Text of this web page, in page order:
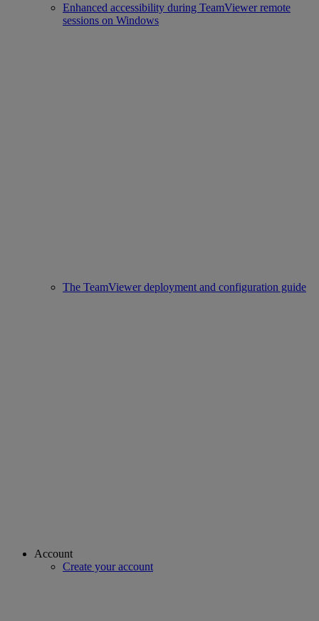
Enhanced accessibility during TeamViewer remote
sessions on Windows
The TeamViewer deployment and configuration guide
Account
Create your account